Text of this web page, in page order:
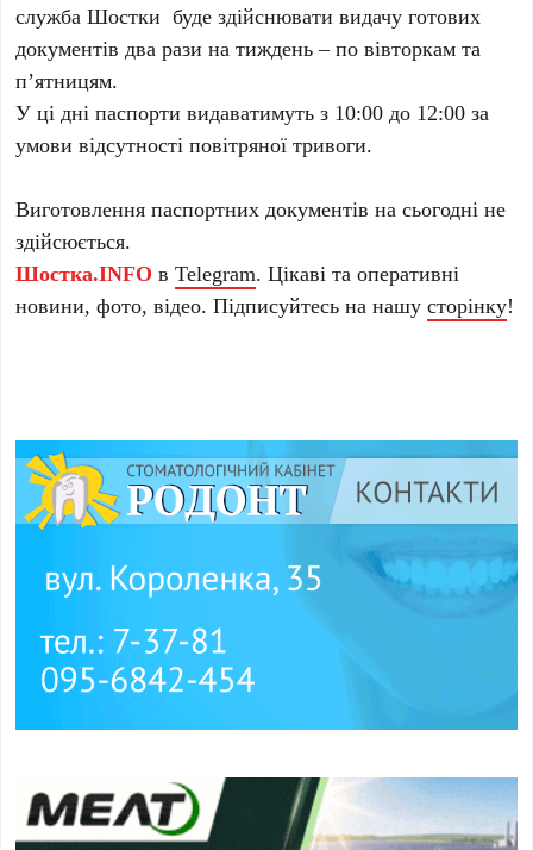
служба Шостки буде здійснювати видачу готових
документів два рази на тиждень – по вівторкам та
п’ятницям.
У ці дні паспорти видаватимуть з 10:00 до 12:00 за
умови відсутності повітряної тривоги.
Виготовлення паспортних документів на сьогодні не
здійсюється.
Шостка.INFO вTelegram. Цікаві та оперативні
новини, фото, відео. Підписуйтесь на нашусторінку!